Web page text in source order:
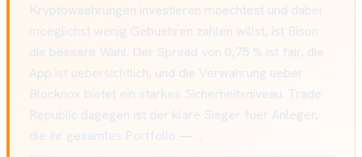
Kryptowaehrungen investieren moechtest und dabei
moeglichst wenig Gebuehren zahlen willst, ist Bison
die bessere Wahl. Der Spread von 0,75 % ist fair, die
App ist uebersichtlich, und die Verwahrung ueber
Blocknox bietet ein starkes Sicherheitsniveau. Trade
Republic dagegen ist der klare Sieger fuer Anleger,
die ihr gesamtes Portfolio —…